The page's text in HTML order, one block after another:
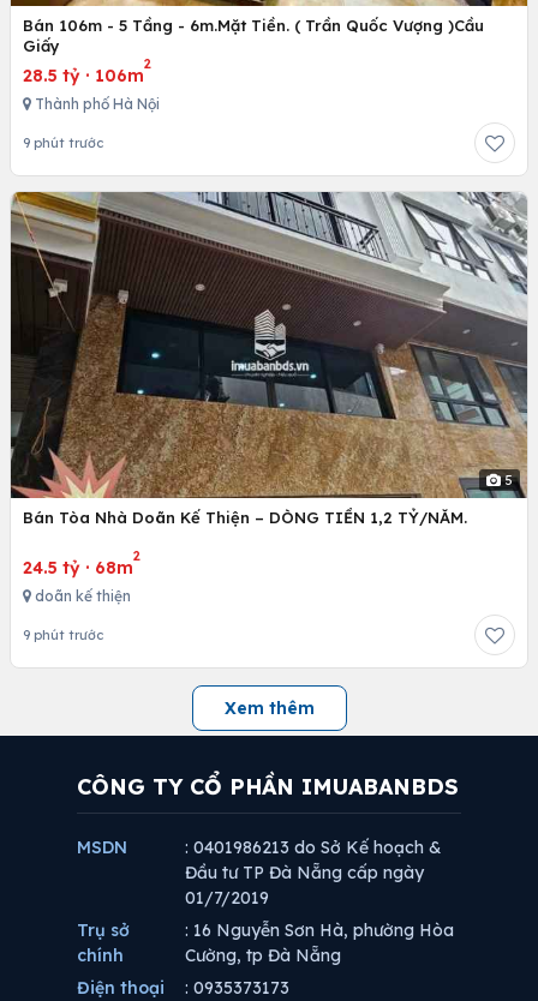
Bán 106m - 5 Tầng - 6m.Mặt Tiền. ( Trần Quốc Vượng )Cầu
Giấy
28.5 tỷ · 106m
2
Thành phố Hà Nội
9 phút trước
5
Bán Tòa Nhà Doãn Kế Thiện – DÒNG TIỀN 1,2 TỶ/NĂM.
24.5 tỷ · 68m
2
doãn kế thiện
9 phút trước
Xem thêm
CÔNG TY CỔ PHẦN IMUABANBDS
MSDN
: 0401986213 do Sở Kế hoạch &
Đầu tư TP Đà Nẵng cấp ngày
01/7/2019
Trụ sở
chính
: 16 Nguyễn Sơn Hà, phường Hòa
Cường, tp Đà Nẵng
Điện thoại
: 0935373173